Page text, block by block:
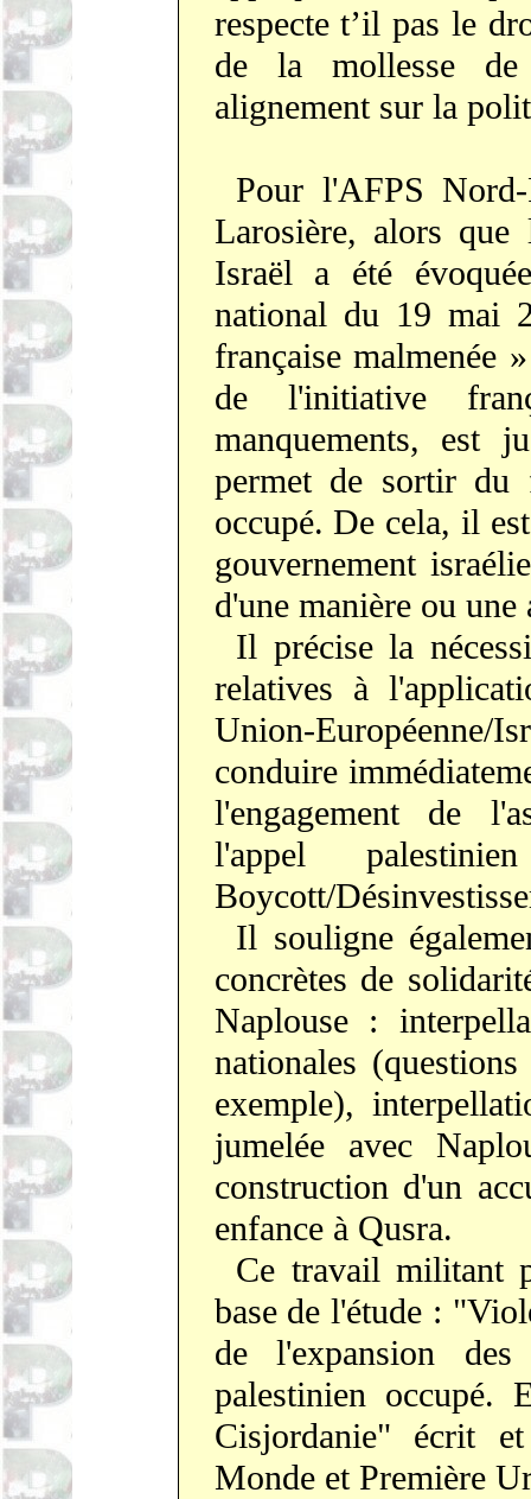
respecte t’il pas le
de la mollesse de
alignement sur la
Pour l'AFPS Nord-
Larosière, alors
Israël a été
national du 19 mai
française malmenée
de l'initiative
manquements, est
permet de sortir du
occupé. De cela, il
gouvernement
d'une manière ou
Il précise la
relatives à
Union-
conduire
l'engagement de
l'appel
Boycott/
Il souligne
concrètes de
Naplouse :
nationales
exemple),
jumelée avec
construction d'un
enfance à Qusra.
Ce travail militant
base de l'étude :
de l'expansion
palestinien
Cisjordanie" écrit
Monde et Première